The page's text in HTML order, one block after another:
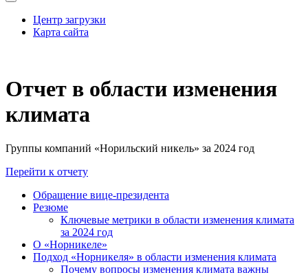
Центр загрузки
Карта сайта
Отчет в области изменения
климата
Группы компаний «Норильский никель» за 2024 год
Перейти к отчету
Обращение вице-президента
Резюме
Ключевые метрики в области изменения климата
за 2024 год
О «Норникеле»
Подход «Норникеля» в области изменения климата
Почему вопросы изменения климата важны